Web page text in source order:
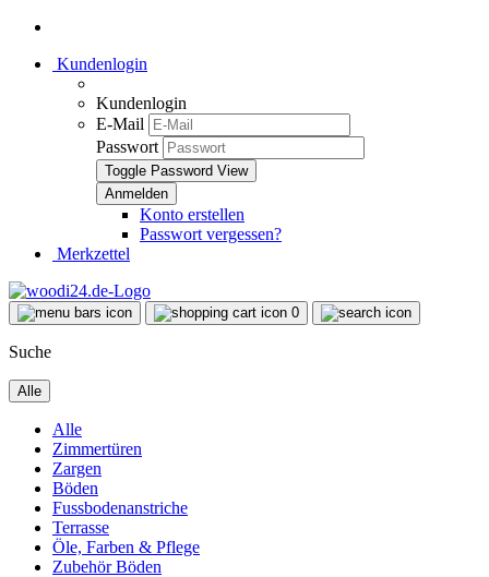
Kundenlogin
Kundenlogin
E-Mail
Passwort
Toggle Password View
Konto erstellen
Passwort vergessen?
Merkzettel
0
Suche
Alle
Alle
Zimmertüren
Zargen
Böden
Fussbodenanstriche
Terrasse
Öle, Farben & Pflege
Zubehör Böden